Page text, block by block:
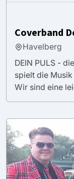
Coverband
Havelberg
DEIN PULS -
spielt die
Wir sind eine